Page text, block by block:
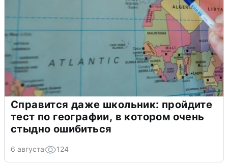
Справится даже школьник: пройдите
тест по географии, в котором очень
стыдно ошибиться
6 августа 124